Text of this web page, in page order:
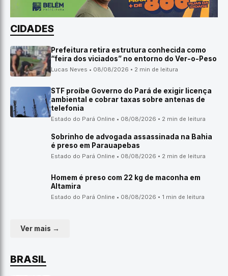
CIDADES
Prefeitura retira estrutura conhecida como
“feira dos viciados” no entorno do Ver-o-Peso
Lucas Neves • 08/08/2026 • 2 min de leitura
STF proíbe Governo do Pará de exigir licença
ambiental e cobrar taxas sobre antenas de
telefonia
Estado do Pará Online • 08/08/2026 • 2 min de leitura
Sobrinho de advogada assassinada na Bahia
é preso em Parauapebas
Estado do Pará Online • 08/08/2026 • 2 min de leitura
Homem é preso com 22 kg de maconha em
Altamira
Estado do Pará Online • 08/08/2026 • 1 min de leitura
Ver mais →
BRASIL